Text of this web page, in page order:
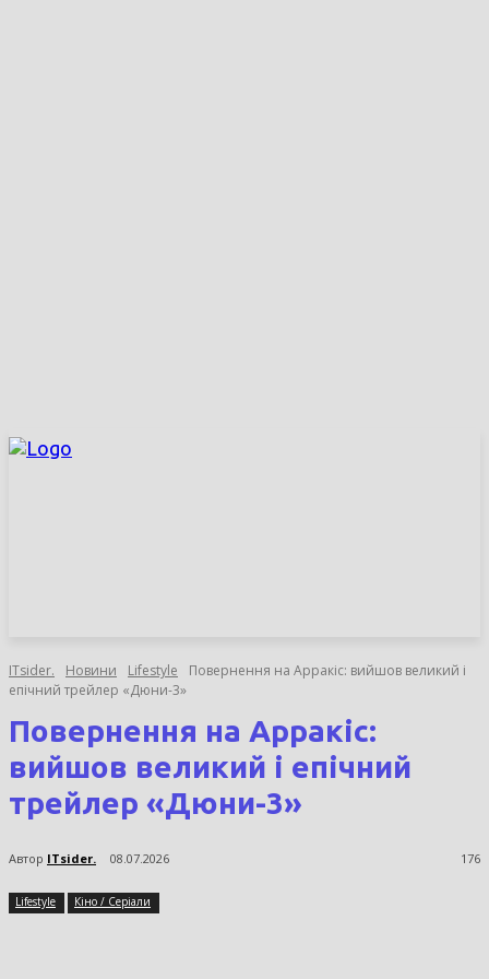
ITsider. Новини Lifestyle
Повернення на Арракіс: вийшов великий і
епічний трейлер «Дюни-3»
Повернення на Арракіс:
вийшов великий і епічний
трейлер «Дюни-3»
Автор ITsider. 08.07.2026 176
Lifestyle Кіно / Серіали